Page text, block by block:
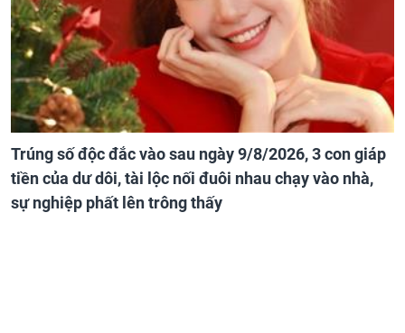
Trúng số độc đắc vào sau ngày 9/8/2026, 3 con giáp
tiền của dư dôi, tài lộc nối đuôi nhau chạy vào nhà,
sự nghiệp phất lên trông thấy